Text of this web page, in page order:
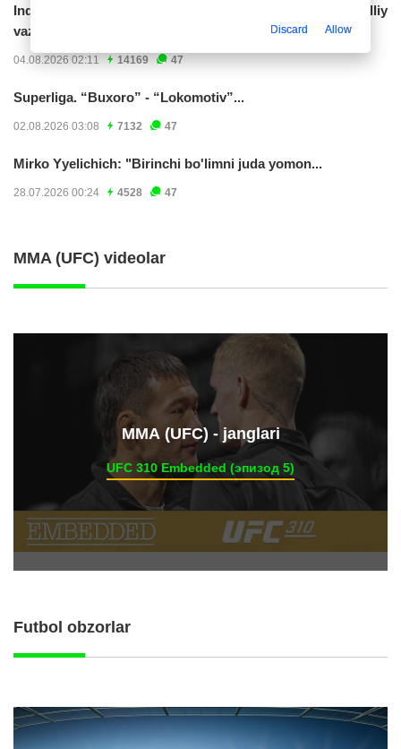
Indoneziya prezidenti JCH-2030ga chiqishni umummilliy
vazifa deb...
04.08.2026 02:11 14169 47
Superliga. “Buxoro” - “Lokomotiv”...
02.08.2026 03:08 7132 47
Mirko Yyelichich: "Birinchi bo'limni juda yomon...
28.07.2026 00:24 4528 47
MMA (UFC) videolar
ММА (UFC) - janglari
UFC 310 Embedded (эпизод 5)
Futbol obzorlar
Discard Allow